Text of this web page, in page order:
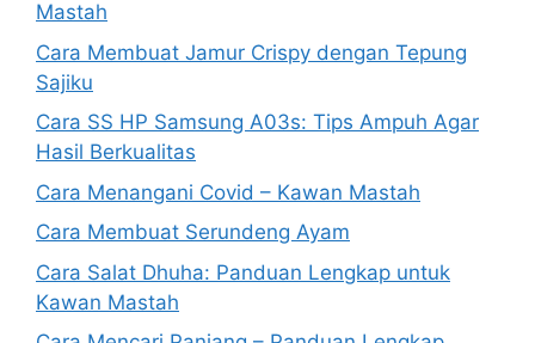
Mastah
Cara Membuat Jamur Crispy dengan Tepung
Sajiku
Cara SS HP Samsung A03s: Tips Ampuh Agar
Hasil Berkualitas
Cara Menangani Covid – Kawan Mastah
Cara Membuat Serundeng Ayam
Cara Salat Dhuha: Panduan Lengkap untuk
Kawan Mastah